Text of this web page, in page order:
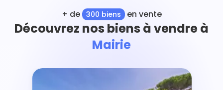
+ de 300 biens en vente
Découvrez nos biens à vendre à
Mairie